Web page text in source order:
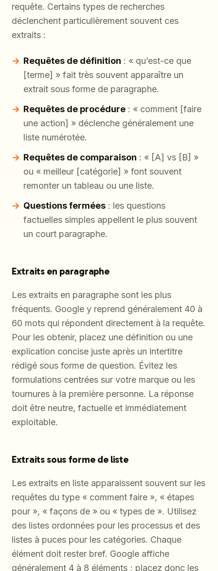
requête. Certains types de recherches
déclenchent particulièrement souvent ces
extraits :
Requêtes de définition : « qu’est-ce que
[terme] » fait très souvent apparaître un
extrait sous forme de paragraphe.
Requêtes de procédure : « comment [faire
une action] » déclenche généralement une
liste numérotée.
Requêtes de comparaison : « [A] vs [B] »
ou « meilleur [catégorie] » font souvent
remonter un tableau ou une liste.
Questions fermées : les questions
factuelles simples appellent le plus souvent
un court paragraphe.
Extraits en paragraphe
Les extraits en paragraphe sont les plus
fréquents. Google y reprend généralement 40 à
60 mots qui répondent directement à la requête.
Pour les obtenir, placez une définition ou une
explication concise juste après un intertitre
rédigé sous forme de question. Évitez les
formulations centrées sur votre marque ou les
tournures à la première personne. La réponse
doit être neutre, factuelle et immédiatement
exploitable.
Extraits sous forme de liste
Les extraits en liste apparaissent souvent sur les
requêtes du type « comment faire », « étapes
pour », « façons de » ou « types de ». Utilisez
des listes ordonnées pour les processus et des
listes à puces pour les catégories. Chaque
élément doit rester bref. Google affiche
généralement 4 à 8 éléments ; placez donc les